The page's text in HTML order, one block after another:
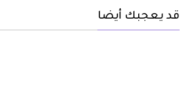
قد يعجبك أيضا